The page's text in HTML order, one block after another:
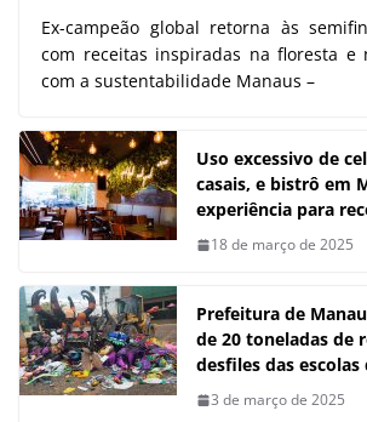
Ex-campeão global retorna às
com receitas inspiradas na floresta e
com a sustentabilidade Manaus –
Uso excessivo de
casais, e bistrô em
experiência para
18 de março de 2025
Prefeitura de
de 20 toneladas de
desfiles das escolas
3 de março de 2025